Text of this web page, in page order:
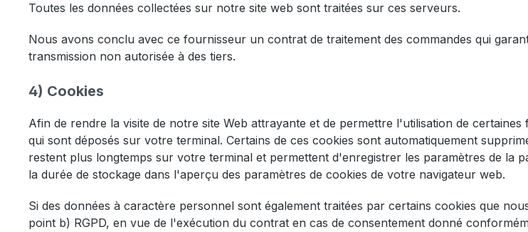
Toutes les données collectées sur notre site web sont traitées sur ces serveurs.
Nous avons conclu avec ce fournisseur un contrat de traitement des commandes qui
transmission non autorisée à des tiers.
4) Cookies
Afin de rendre la visite de notre site Web attrayante et de permettre l'utilisation de
qui sont déposés sur votre terminal. Certains de ces cookies sont automatiquement
restent plus longtemps sur votre terminal et permettent d'enregistrer les paramètres de la
la durée de stockage dans l'aperçu des paramètres de cookies de votre navigateur web.
Si des données à caractère personnel sont également traitées par certains cookies que
point b) RGPD, en vue de l'exécution du contrat en cas de consentement donné